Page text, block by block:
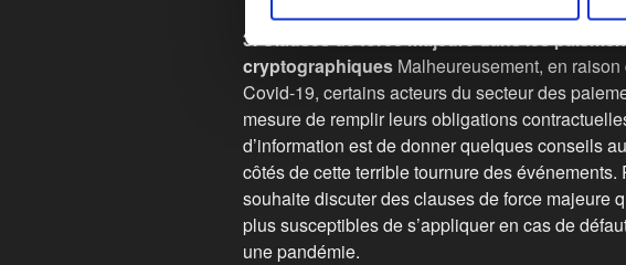
3. Clauses de force majeure dans les
cryptographiques Malheureusement, en
Covid-19, certains acteurs du secteur des
mesure de remplir leurs obligations
d’information est de donner quelques conseils
côtés de cette terrible tournure des
souhaite discuter des clauses de force majeure
plus susceptibles de s’appliquer en cas de
une pandémie.